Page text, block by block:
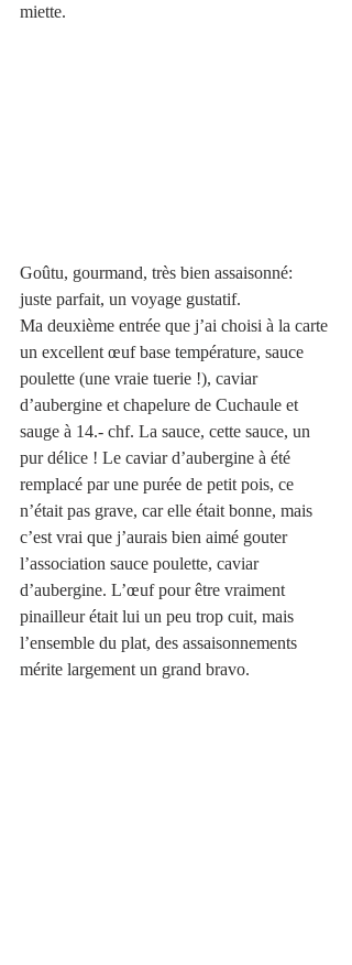
miette.
Goûtu, gourmand, très bien assaisonné:
juste parfait, un voyage gustatif.
Ma deuxième entrée que j’ai choisi à la carte
un excellent œuf base température, sauce
poulette (une vraie tuerie !), caviar
d’aubergine et chapelure de Cuchaule et
sauge à 14.- chf. La sauce, cette sauce, un
pur délice ! Le caviar d’aubergine à été
remplacé par une purée de petit pois, ce
n’était pas grave, car elle était bonne, mais
c’est vrai que j’aurais bien aimé gouter
l’association sauce poulette, caviar
d’aubergine. L’œuf pour être vraiment
pinailleur était lui un peu trop cuit, mais
l’ensemble du plat, des assaisonnements
mérite largement un grand bravo.